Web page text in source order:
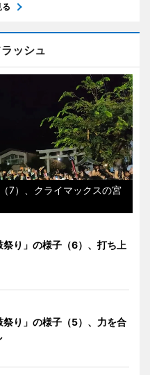
る
ッシュ
7）、クライマックスの宮
り」の様子（6）、打ち上
祭り」の様子（5）、力を合